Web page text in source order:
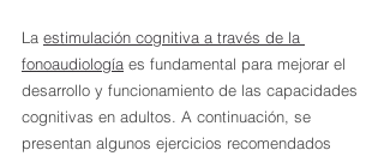
La estimulación cognitiva a través de la
fonoaudiología es fundamental para mejorar el
desarrollo y funcionamiento de las capacidades
cognitivas en adultos. A continuación, se
presentan algunos ejercicios recomendados